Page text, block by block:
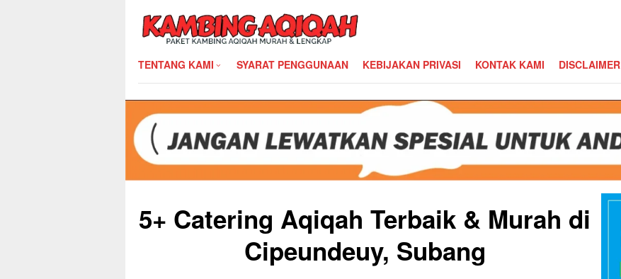
content
TENTANG KAMI SYARAT PENGGUNAAN KEBIJAKAN PRIVASI KONTAK KAMI DISCLAIMER
5+ Catering Aqiqah Terbaik & Murah di
Cipeundeuy, Subang